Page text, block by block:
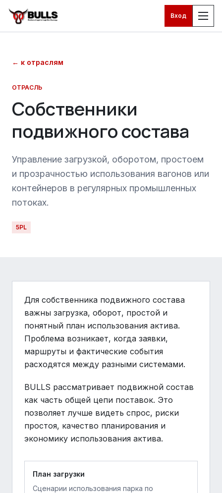
Перейти к основному контенту Вход
← к отраслям
ОТРАСЛЬ
Собственники
подвижного состава
Управление загрузкой, оборотом, простоем
и прозрачностью использования вагонов или
контейнеров в регулярных промышленных
потоках.
5PL
Для собственника подвижного состава
важны загрузка, оборот, простой и
понятный план использования актива.
Проблема возникает, когда заявки,
маршруты и фактические события
расходятся между разными системами.
BULLS рассматривает подвижной состав
как часть общей цепи поставок. Это
позволяет лучше видеть спрос, риски
простоя, качество планирования и
экономику использования актива.
План загрузки
Сценарии использования парка по